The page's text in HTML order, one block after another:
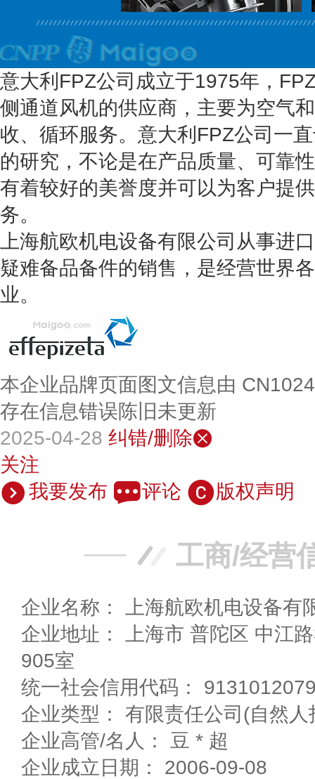
意大利FPZ公司成立于1975年，
侧通道风机的供应商，主要为空气
收、循环服务。意大利FPZ公司一
的研究，不论是在产品质量、可靠
有着较好的美誉度并可以为客户提
务。
上海航欧机电设备有限公司从事进
疑难备品备件的销售，是经营世界
业。
本企业品牌页面图文信息由
存在信息错误陈旧未更新
2025-04-28 纠错/删除
关注
我要发布
评论 版权声明
工商/经营
企业名称： 上海航欧机电设备有
企业地址： 上海市 普陀区 中江路388弄国盛中心1号楼
905室
统一社会信用代码：
企业类型： 有限责任公司(自然人
企业高管/名人： 豆 * 超
企业成立日期： 2006-09-08